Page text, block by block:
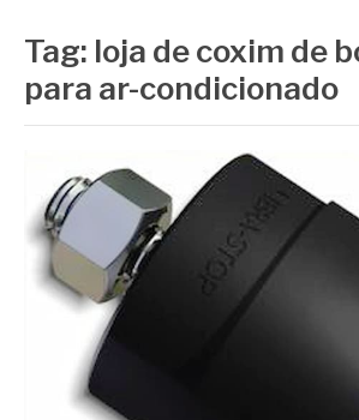
Tag: loja de coxim de
para ar-condicionado